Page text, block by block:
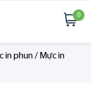
0
in phun/ Mực in